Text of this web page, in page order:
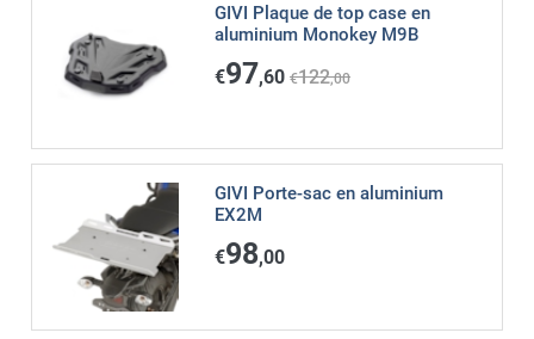
GIVI Plaque de top case en
aluminium Monokey M9B
€97,60 €122,00
GIVI Porte-sac en aluminium
EX2M
€98,00